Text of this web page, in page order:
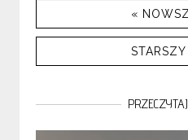
«